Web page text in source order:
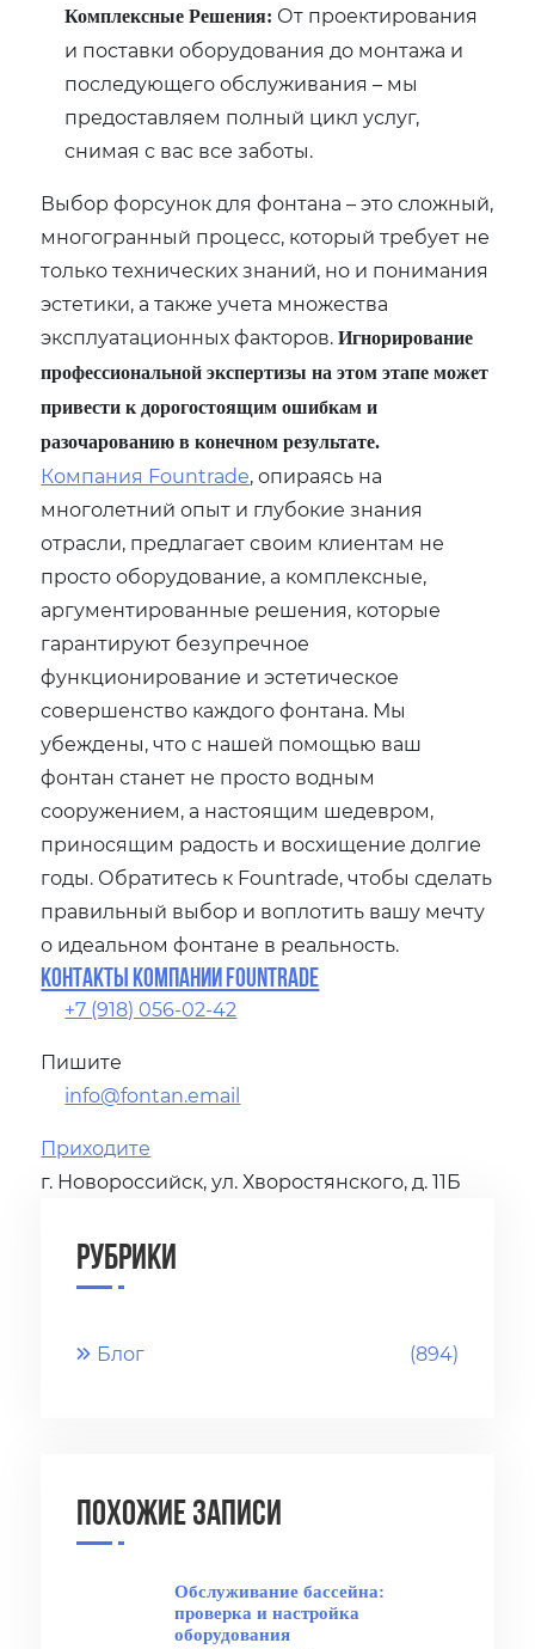
Комплексные Решения: От проектирования
и поставки оборудования до монтажа и
последующего обслуживания – мы
предоставляем полный цикл услуг,
снимая с вас все заботы.
Выбор форсунок для фонтана – это сложный,
многогранный процесс, который требует не
только технических знаний, но и понимания
эстетики, а также учета множества
эксплуатационных факторов.Игнорирование
профессиональной экспертизы на этом этапе может
привести к дорогостоящим ошибкам и
разочарованию в конечном результате.
Компания Fountrade, опираясь на
многолетний опыт и глубокие знания
отрасли, предлагает своим клиентам не
просто оборудование, а комплексные,
аргументированные решения, которые
гарантируют безупречное
функционирование и эстетическое
совершенство каждого фонтана. Мы
убеждены, что с нашей помощью ваш
фонтан станет не просто водным
сооружением, а настоящим шедевром,
приносящим радость и восхищение долгие
годы. Обратитесь к Fountrade, чтобы сделать
правильный выбор и воплотить вашу мечту
о идеальном фонтане в реальность.
Контакты компании Fountrade
+7 (918) 056-02-42
Пишите
info@fontan.email
Приходите
г. Новороссийск, ул. Хворостянского, д. 11Б
Рубрики
Блог (894)
Похожие записи
Обслуживание бассейна:
проверка и настройка
оборудования